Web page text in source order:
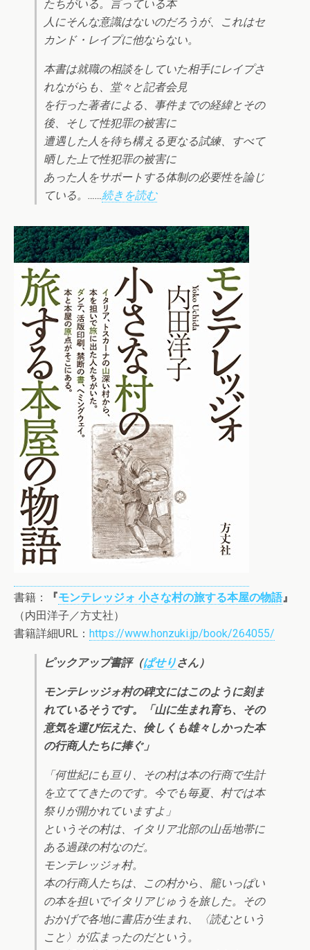
たちがいる。言っている本
人にそんな意識はないのだろうが、これはセ
カンド・レイプに他ならない。
本書は就職の相談をしていた相手にレイプさ
れながらも、堂々と記者会見
を行った著者による、事件までの経緯とその
後、そして性犯罪の被害に
遭遇した人を待ち構える更なる試練、すべて
晒した上で性犯罪の被害に
あった人をサポートする体制の必要性を論じ
ている。……続きを読む
書籍： 『モンテレッジォ 小さな村の旅する本屋の物語』
（内田洋子／方丈社）
書籍詳細URL： https://www.honzuki.jp/book/264055/
ピックアップ書評（ぱせりさん）
モンテレッジォ村の碑文にはこのように刻ま
れているそうです。「山に生まれ育ち、その
意気を運び伝えた、倹しくも雄々しかった本
の行商人たちに捧ぐ」
「何世紀にも亘り、その村は本の行商で生計
を立ててきたのです。今でも毎夏、村では本
祭りが開かれていますよ」
というその村は、イタリア北部の山岳地帯に
ある過疎の村なのだ。
モンテレッジォ村。
本の行商人たちは、この村から、籠いっぱい
の本を担いでイタリアじゅうを旅した。その
おかげで各地に書店が生まれ、〈読むという
こと〉が広まったのだという。